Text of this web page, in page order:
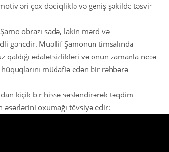
çox dəqiqliklə və geniş şəkildə təsvir
obrazı sadə, lakin mərd və
gəncdir. Müəllif Şamonun timsalında
qaldığı ədalətsizlikləri və onun zamanla necə
müdafiə edən bir rəhbərə
kiçik bir hissə səsləndirərək təqdim
əsərlərini oxumağı tövsiyə edir: